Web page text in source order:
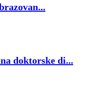
doktorske di...